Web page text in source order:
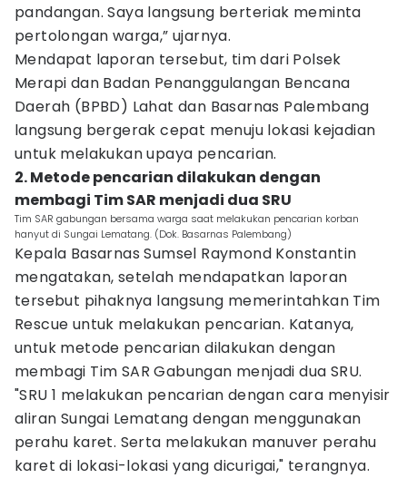
pandangan. Saya langsung berteriak meminta
pertolongan warga,” ujarnya.
Mendapat laporan tersebut, tim dari Polsek
Merapi dan Badan Penanggulangan Bencana
Daerah (BPBD) Lahat dan Basarnas Palembang
langsung bergerak cepat menuju lokasi kejadian
untuk melakukan upaya pencarian.
2. Metode pencarian dilakukan dengan
membagi Tim SAR menjadi dua SRU
Tim SAR gabungan bersama warga saat melakukan pencarian korban
hanyut di Sungai Lematang. (Dok. Basarnas Palembang)
Kepala Basarnas Sumsel Raymond Konstantin
mengatakan, setelah mendapatkan laporan
tersebut pihaknya langsung memerintahkan Tim
Rescue untuk melakukan pencarian. Katanya,
untuk metode pencarian dilakukan dengan
membagi Tim SAR Gabungan menjadi dua SRU.
"SRU 1 melakukan pencarian dengan cara menyisir
aliran Sungai Lematang dengan menggunakan
perahu karet. Serta melakukan manuver perahu
karet di lokasi-lokasi yang dicurigai," terangnya.